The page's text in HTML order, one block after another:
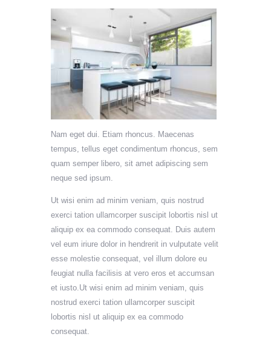
Nam eget dui. Etiam rhoncus. Maecenas
tempus, tellus eget condimentum rhoncus, sem
quam semper libero, sit amet adipiscing sem
neque sed ipsum.
Ut wisi enim ad minim veniam, quis nostrud
exerci tation ullamcorper suscipit lobortis nisl ut
aliquip ex ea commodo consequat. Duis autem
vel eum iriure dolor in hendrerit in vulputate velit
esse molestie consequat, vel illum dolore eu
feugiat nulla facilisis at vero eros et accumsan
et iusto.Ut wisi enim ad minim veniam, quis
nostrud exerci tation ullamcorper suscipit
lobortis nisl ut aliquip ex ea commodo
consequat.